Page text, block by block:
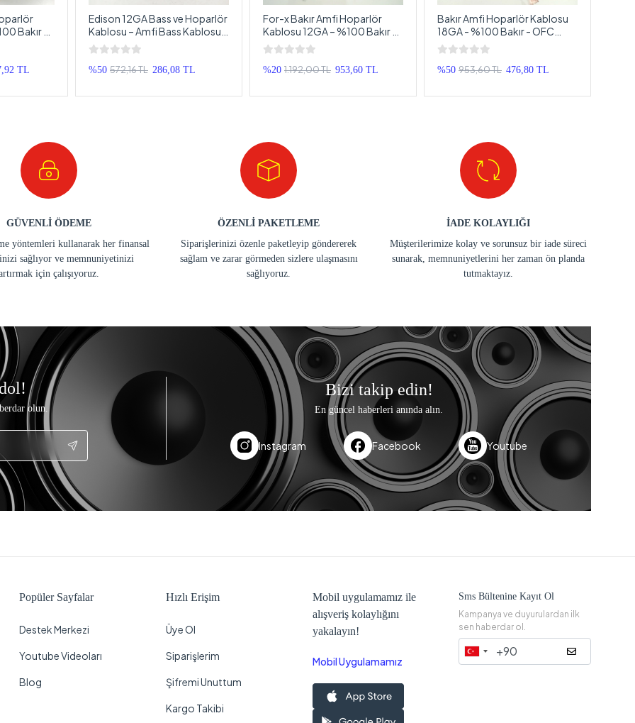
Bakır –
Kablosu –
TL
Edison 12GA Bass ve Hoparlör
Kablosu – Amfi Bass Kablosu
12GA – 5 Metre
%50 572,16 TL 286,08 TL
For-x Bakır Amfi Hoparlör
Kablosu 12GA – %100 Bakır –
OFC 12GA Anfi Bass Kablosu –
5 Metre
%20 1.192,00 TL 953,60 TL
Bakır Amfi Hoparlör Kablosu
18GA - %100 Bakır - OFC
18GA Anfi Hoparlör Kablosu -
5 Metre
%50 953,60 TL 476,80 TL
GÜVENLİ ÖDEME
yöntemleri kullanarak her finansal
sağlıyor ve memnuniyetinizi
için çalışıyoruz.
ÖZENLİ PAKETLEME
Siparişlerinizi özenle paketleyip göndererek
sağlam ve zarar görmeden sizlere ulaşmasını
sağlıyoruz.
İADE KOLAYLIĞI
Müşterilerimize kolay ve sorunsuz bir iade süreci
sunarak, memnuniyetlerini her zaman ön planda
tutmaktayız.
olun.
Bizi takip edin!
En güncel haberleri anında alın.
Instagram Facebook Youtube
Popüler Sayfalar
Destek Merkezi
Youtube Videoları
Blog
Hızlı Erişim
Üye Ol
Siparişlerim
Şifremi Unuttum
Kargo Takibi
Mobil uygulamamız ile
alışveriş kolaylığını
yakalayın!
Mobil Uygulamamız
Sms Bültenine Kayıt Ol
Kampanya ve duyurulardan ilk
sen haberdar ol.